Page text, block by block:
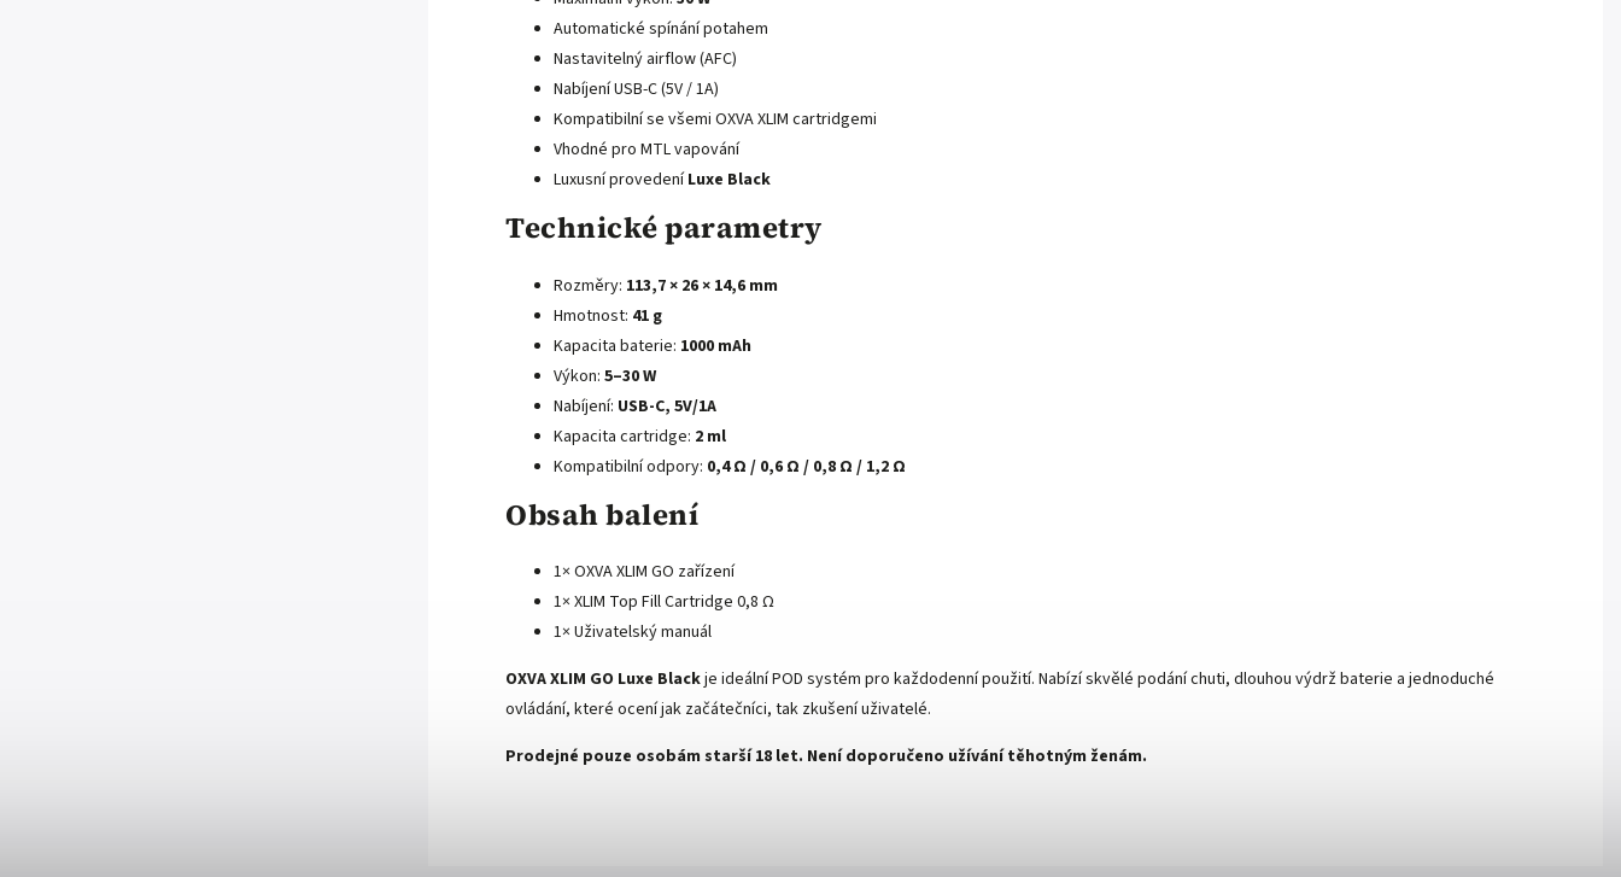
Automatické spínání potahem
Nastavitelný airflow (AFC)
Nabíjení USB-C (5V / 1A)
Kompatibilní se všemi OXVA XLIM cartridgemi
Vhodné pro MTL vapování
Luxusní provedeníLuxe Black
Technické parametry
Rozměry: 113,7 × 26 × 14,6 mm
Hmotnost: 41 g
Kapacita baterie: 1000 mAh
Výkon: 5–30 W
Nabíjení: USB-C, 5V/1A
Kapacita cartridge: 2 ml
Kompatibilní odpory: 0,4 Ω / 0,6 Ω / 0,8 Ω / 1,2 Ω
Obsah balení
1× OXVA XLIM GO zařízení
1× XLIM Top Fill Cartridge 0,8 Ω
1× Uživatelský manuál
OXVA XLIM GO Luxe Blackje ideální POD systém pro každodenní použití. Nabízí skvělé podání chuti, dlouhou výdrž baterie a jednoduché
ovládání, které ocení jak začátečníci, tak zkušení uživatelé.
Prodejné pouze osobám starší 18 let. Není doporučeno užívání těhotným ženám.